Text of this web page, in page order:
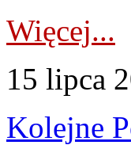
Więcej...
15 lipca
Kolejne